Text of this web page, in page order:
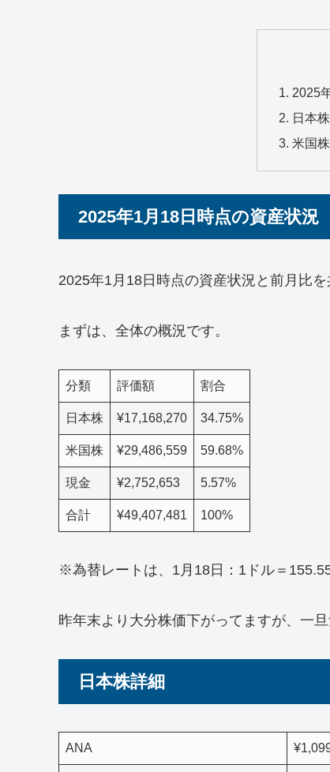
2025
日本
米国
2025年1月18日時点の資産状況
2025年1月18日時点の資産状況と前月比を
まずは、全体の概況です。
分類 評価額 割合
日本株 ¥17,168,270 34.75%
米国株 ¥29,486,559 59.68%
現金 ¥2,752,653 5.57%
合計 ¥49,407,481 100%
※為替レートは、1月18日：1ドル＝155.55
昨年末より大分株価下がってますが、一
日本株詳細
ANA